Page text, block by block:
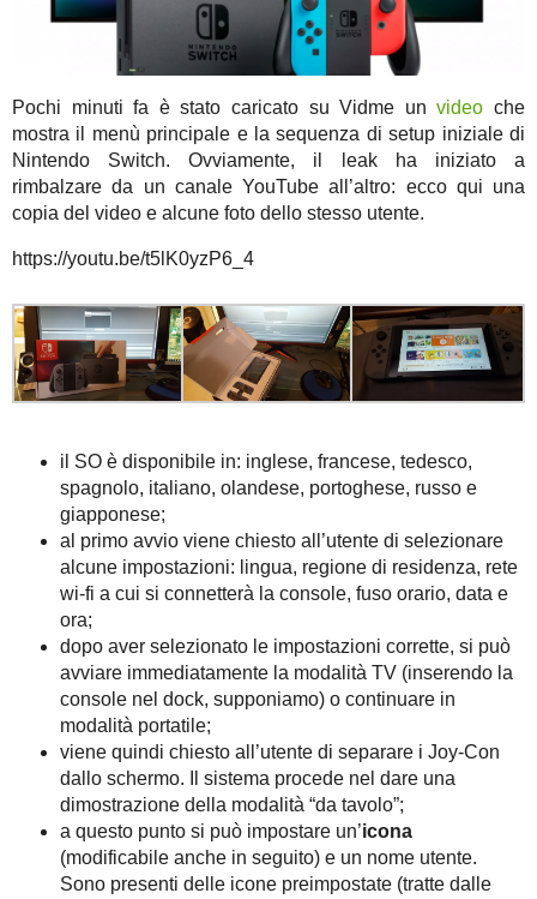
Pochi minuti fa è stato caricato su Vidme unvideo che
mostra il menù principale e la sequenza di setup iniziale di
Nintendo Switch. Ovviamente, il leak ha iniziato a
rimbalzare da un canale YouTube all’altro: ecco qui una
copia del video e alcune foto dello stesso utente.
https://youtu.be/t5lK0yzP6_4
il SO è disponibile in: inglese, francese, tedesco,
spagnolo, italiano, olandese, portoghese, russo e
giapponese;
al primo avvio viene chiesto all’utente di selezionare
alcune impostazioni: lingua, regione di residenza, rete
wi-fi a cui si connetterà la console, fuso orario, data e
ora;
dopo aver selezionato le impostazioni corrette, si può
avviare immediatamente la modalità TV (inserendo la
console nel dock, supponiamo) o continuare in
modalità portatile;
viene quindi chiesto all’utente di separare i Joy-Con
dallo schermo. Il sistema procede nel dare una
dimostrazione della modalità “da tavolo”;
a questo punto si può impostare un’icona
(modificabile anche in seguito) e un nome utente.
Sono presenti delle icone preimpostate (tratte dalle